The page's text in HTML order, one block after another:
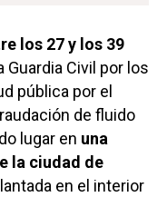
los 27 y los 39
Guardia Civil por los
pública por el
de fluido
lugar en una
la ciudad de
en el interior